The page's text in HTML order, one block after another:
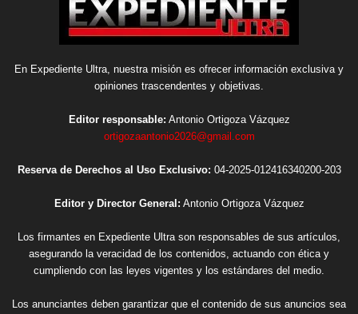
En Expediente Ultra, nuestra misión es ofrecer información exclusiva y
opiniones trascendentes y objetivas.
Editor responsable: Antonio Ortigoza Vázquez
ortigozaantonio2026@gmail.com
Reserva de Derechos al Uso Exclusivo: 04-2025-012416340200-203
Editor y Director General: Antonio Ortigoza Vázquez
Los firmantes en Expediente Ultra son responsables de sus artículos,
asegurando la veracidad de los contenidos, actuando con ética y
cumpliendo con las leyes vigentes y los estándares del medio.
Los anunciantes deben garantizar que el contenido de sus anuncios sea